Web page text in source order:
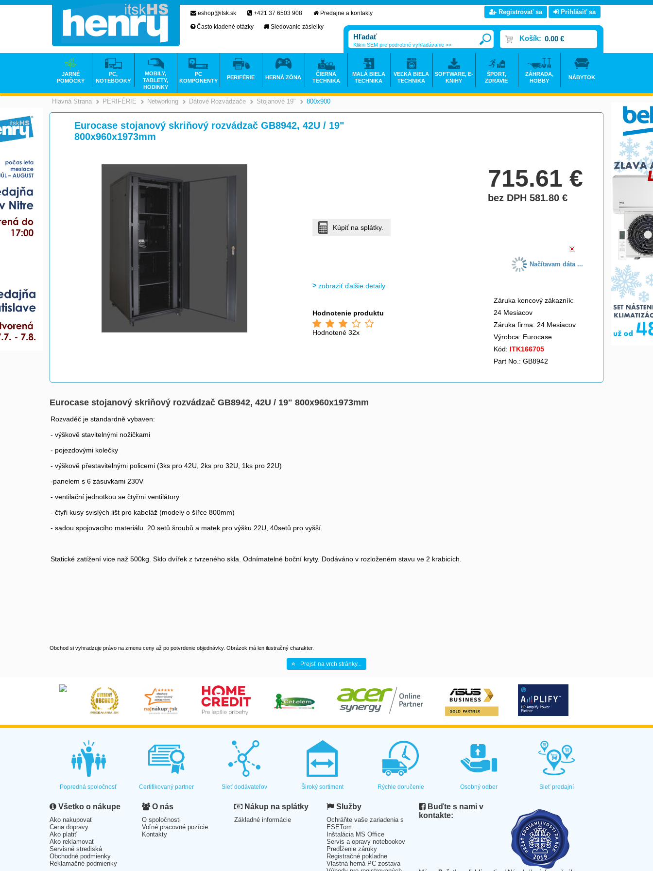
Hlavná Strana >
PERIFÉRIE >
Networking >
Dátové Rozvádzače >
Stojanové 19" >
800x900
Eurocase stojanový skriňový rozvádzač GB8942, 42U / 19"
800x960x1973mm
715.61€
bez DPH 581.80€
Kúpiť na splátky.
Načítavam dáta ...
zobraziť ďalšie detaily
Hodnotenie produktu
Hodnotené 32x
Záruka koncový zákazník:
24 Mesiacov
Záruka firma: 24 Mesiacov
Výrobca: Eurocase
Kód: ITK166705
Part No.: GB8942
Eurocase stojanový skriňový rozvádzač GB8942, 42U / 19" 800x960x1973mm
Rozvaděč je standardně vybaven:
- výškově stavitelnými nožičkami
- pojezdovými kolečky
- výškově přestavitelnými policemi (3ks pro 42U, 2ks pro 32U, 1ks pro 22U)
-panelem s 6 zásuvkami 230V
- ventilační jednotkou se čtyřmi ventilátory
- čtyři kusy svislých lišt pro kabeláž (modely o šířce 800mm)
- sadou spojovacího materiálu. 20 setů šroubů a matek pro výšku 22U, 40setů pro vyšší.
Statické zatížení vice naž 500kg. Sklo dvířek z tvrzeného skla. Odnímatelné boční kryty. Dodáváno v rozloženém stavu ve 2 krabicích.
Obchod si vyhradzuje právo na zmenu ceny až po potvrdenie objednávky. Obrázok má len ilustračný charakter.
Prejsť na vrch stránky...
eshop@itsk.sk +421 37 6503 908
Predajne a kontakty
Často kladené otázky
Sledovanie zásielky
Registrovať sa Prihlásiť sa
Košík: 0.00 €
Klikni SEM pre podrobné vyhľadávanie >>
JARNÉ
POMÔCKY
PC,
NOTEBOOKY
MOBILY,
TABLETY,
HODINKY
PC
KOMPONENTY
PERIFÉRIE HERNÁ ZÓNA
ČIERNA
TECHNIKA
MALÁ BIELA
TECHNIKA
VEĽKÁ BIELA
TECHNIKA
SOFTWARE, E-
KNIHY
ŠPORT,
ZDRAVIE
ZÁHRADA,
HOBBY
NÁBYTOK
Popredná spoločnosť Certifikovaný partner Sieť dodávateľov Široký sortiment Rýchle doručenie Osobný odber Sieť predajní
Všetko o nákupe
Ako nakupovať
Cena dopravy
Ako platiť
Ako reklamovať
Servisné strediská
Obchodné podmienky
Reklamačné podmienky
O nás
O spoločnosti
Voľné pracovné pozície
Kontakty
Nákup na splátky
Základné informácie
Služby
Ochráňte vaše zariadenia s
ESETom
Inštalácia MS Office
Servis a opravy notebookov
Predĺženie záruky
Registračné pokladne
Vlastná herná PC zostava
Buďte s nami v
kontakte: